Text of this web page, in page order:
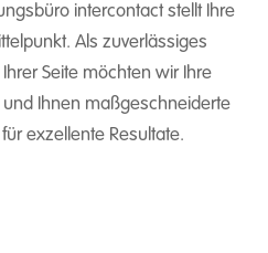
intercontact stellt Ihre
Als zuverlässiges
Seite möchten wir Ihre
Ihnen maßgeschneiderte
exzellente Resultate.